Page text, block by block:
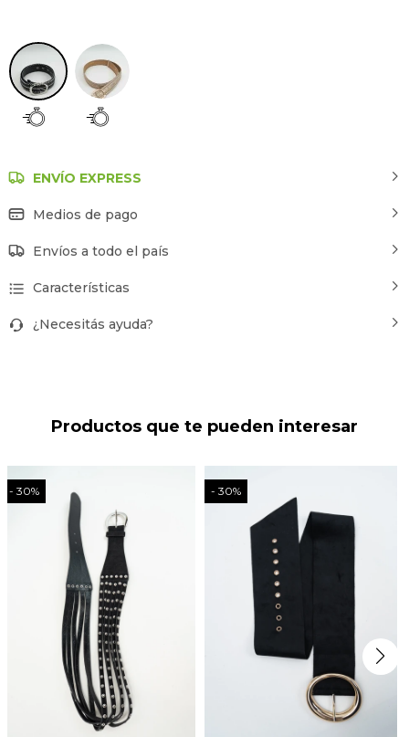
ENVÍO EXPRESS
Medios de pago
Envíos a todo el país
Características
¿Necesitás ayuda?
Productos que te pueden interesar
30 30